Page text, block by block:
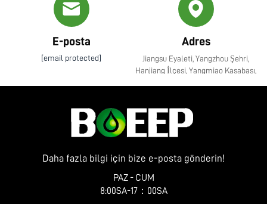
E-posta
[email protected]
Adres
Jiangsu Eyaleti, Yangzhou Şehri,
Hanjiang İlçesi, Yangmiao Kasabası,
Daha fazla bilgi için bize e-posta gönderin!
PAZ - CUM
8:00SA-17：00SA